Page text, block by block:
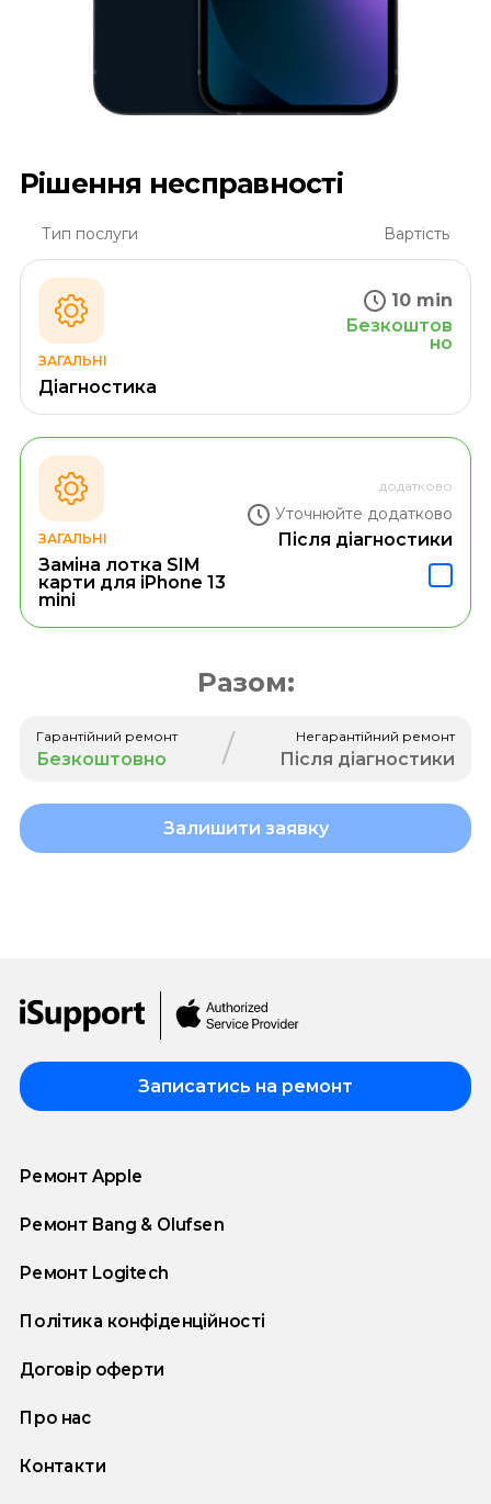
Рішення несправності
Тип послуги Вартість
ЗАГАЛЬНІ
Діагностика
10 min
Безкоштов
но
ЗАГАЛЬНІ
Заміна лотка SIM
карти для iPhone 13
mini
додатково
Уточнюйте додатково
Після діагностики
Разом:
Гарантійний ремонт
Безкоштовно / Негарантійний ремонт
Після діагностики
Залишити заявку
Записатись на ремонт
Ремонт Apple
Ремонт Bang & Olufsen
Ремонт Logitech
Політика конфіденційності
Договір оферти
Про нас
Контакти